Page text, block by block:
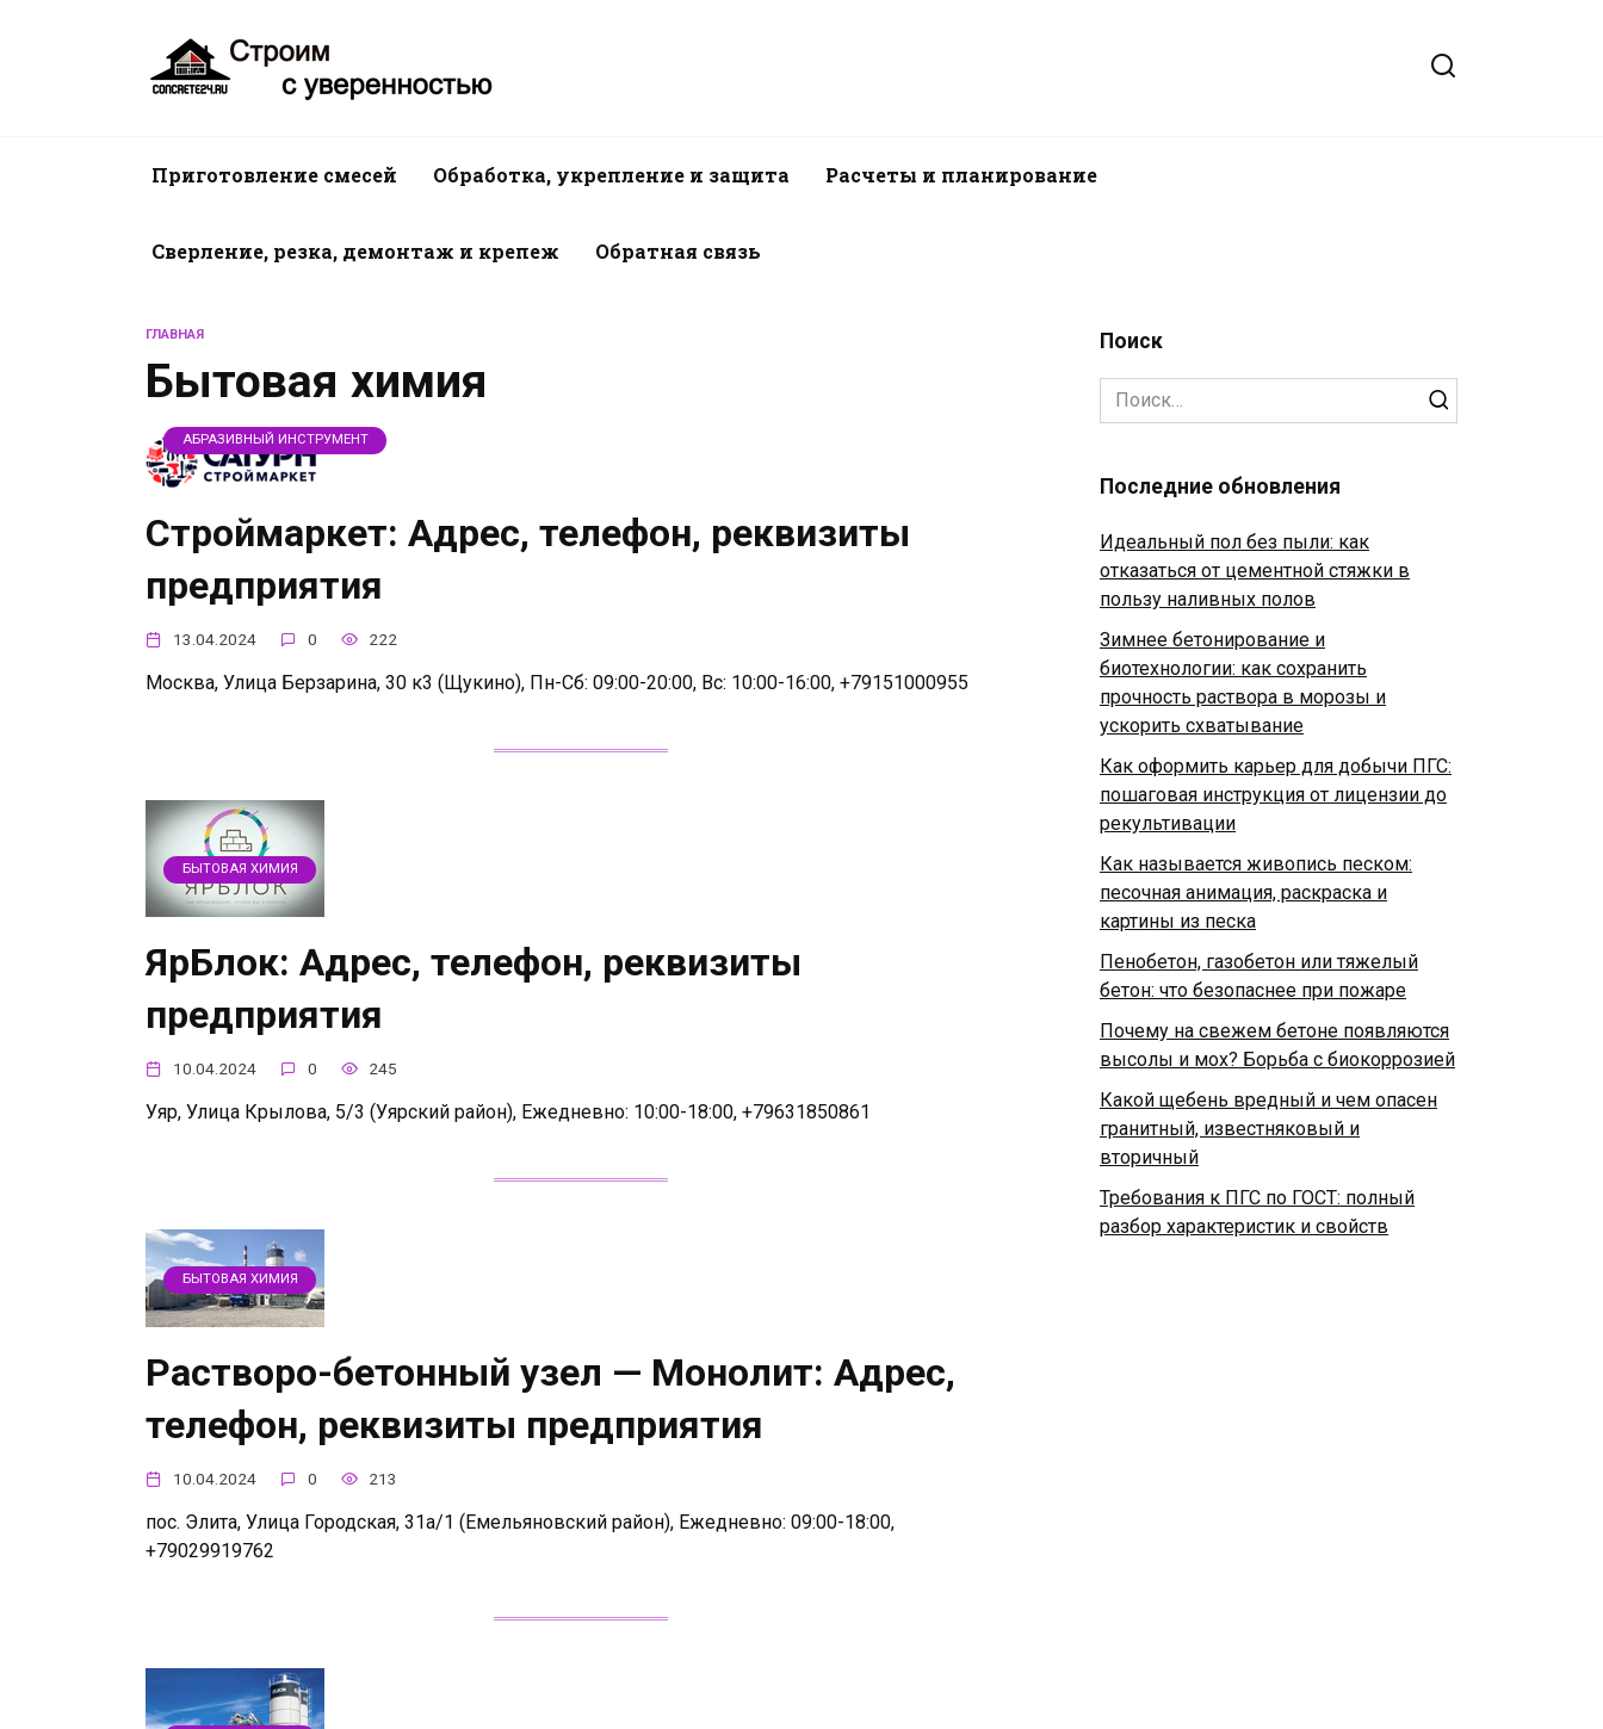
Приготовление смесей Обработка, укрепление и защита Расчеты и планирование
Сверление, резка, демонтаж и крепеж Обратная связь
ГЛАВНАЯ
Бытовая химия
АБРАЗИВНЫЙ ИНСТРУМЕНТ
Строймаркет: Адрес, телефон, реквизиты
предприятия
13.04.2024 0 222
Москва, Улица Берзарина, 30 к3 (Щукино), Пн-Сб: 09:00-20:00, Вс: 10:00-16:00, +79151000955
БЫТОВАЯ ХИМИЯ
ЯрБлок: Адрес, телефон, реквизиты
предприятия
10.04.2024 0 245
Уяр, Улица Крылова, 5/3 (Уярский район), Ежедневно: 10:00-18:00, +79631850861
БЫТОВАЯ ХИМИЯ
Растворо-бетонный узел — Монолит: Адрес,
телефон, реквизиты предприятия
10.04.2024 0 213
пос. Элита, Улица Городская, 31а/1 (Емельяновский район), Ежедневно: 09:00-18:00,
+79029919762
Поиск
Search
for:
Последние обновления
Идеальный пол без пыли: как
отказаться от цементной стяжки в
пользу наливных полов
Зимнее бетонирование и
биотехнологии: как сохранить
прочность раствора в морозы и
ускорить схватывание
Как оформить карьер для добычи ПГС:
пошаговая инструкция от лицензии до
рекультивации
Как называется живопись песком:
песочная анимация, раскраска и
картины из песка
Пенобетон, газобетон или тяжелый
бетон: что безопаснее при пожаре
Почему на свежем бетоне появляются
высолы и мох? Борьба с биокоррозией
Какой щебень вредный и чем опасен
гранитный, известняковый и
вторичный
Требования к ПГС по ГОСТ: полный
разбор характеристик и свойств